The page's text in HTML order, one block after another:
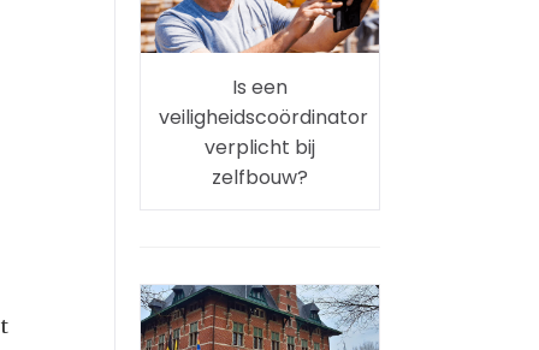
Is een
veiligheidscoördinator
verplicht bij
zelfbouw?